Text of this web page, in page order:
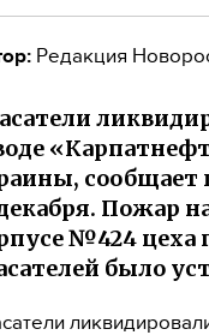
Редакция
сообщает
Пожар
№424 цеха
было